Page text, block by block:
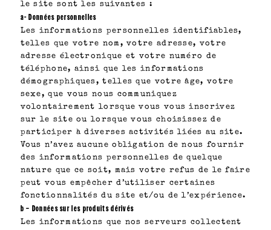
le site sont les suivantes :
a- Données personnelles
Les informations personnelles identifiables,
telles que votre nom, votre adresse, votre
adresse électronique et votre numéro de
téléphone, ainsi que les informations
démographiques, telles que votre âge, votre
sexe, que vous nous communiquez
volontairement lorsque vous vous inscrivez
sur le site ou lorsque vous choisissez de
participer à diverses activités liées au site.
Vous n’avez aucune obligation de nous fournir
des informations personnelles de quelque
nature que ce soit, mais votre refus de le faire
peut vous empêcher d’utiliser certaines
fonctionnalités du site et/ou de l’expérience.
b – Données sur les produits dérivés
Les informations que nos serveurs collectent